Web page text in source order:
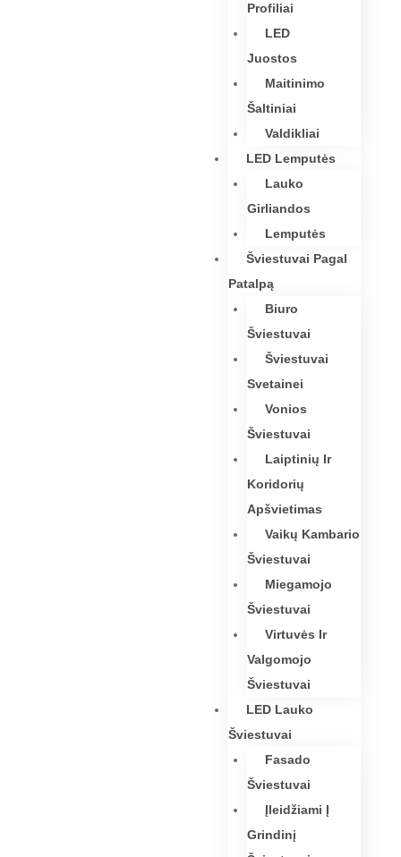
Profiliai
LED
Juostos
Maitinimo
Šaltiniai
Valdikliai
LED Lemputės
Lauko
Girliandos
Lemputės
Šviestuvai Pagal
Patalpą
Biuro
Šviestuvai
Šviestuvai
Svetainei
Vonios
Šviestuvai
Laiptinių Ir
Koridorių
Apšvietimas
Vaikų Kambario
Šviestuvai
Miegamojo
Šviestuvai
Virtuvės Ir
Valgomojo
Šviestuvai
LED Lauko
Šviestuvai
Fasado
Šviestuvai
Įleidžiami Į
Grindinį